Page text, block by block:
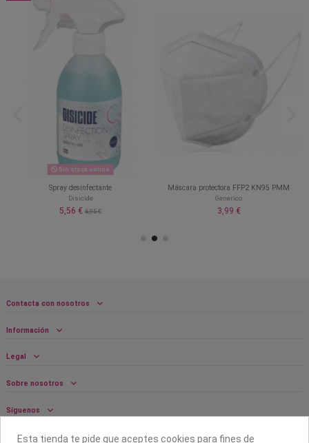
Sin stock online
Spray desinfectante
Disicide
5,56 € 6,95 €
Máscara protectora FFP2 KN95 PMM
Generico
3,99 €
Contacta con nosotros
Información
Legal
Sobre nosotros
Síguenos
Boletín
Esta tienda te pide que aceptes cookies para fines de